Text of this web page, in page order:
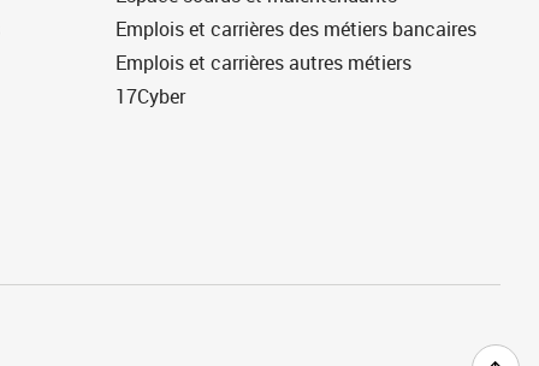
Emplois et carrières des métiers bancaires
Emplois et carrières autres métiers
17Cyber